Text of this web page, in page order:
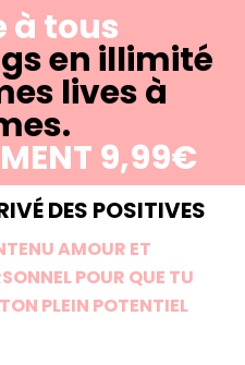
à tous
en illimité
lives à
9,99€
DES POSITIVES
AMOUR ET
POUR QUE TU
PLEIN POTENTIEL